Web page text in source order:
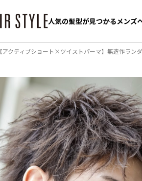
人気の髪型が見つかるメンズ
人気の髪型が見つかるメンズ
【アクティブショート×ツイストパーマ】無造作ラン